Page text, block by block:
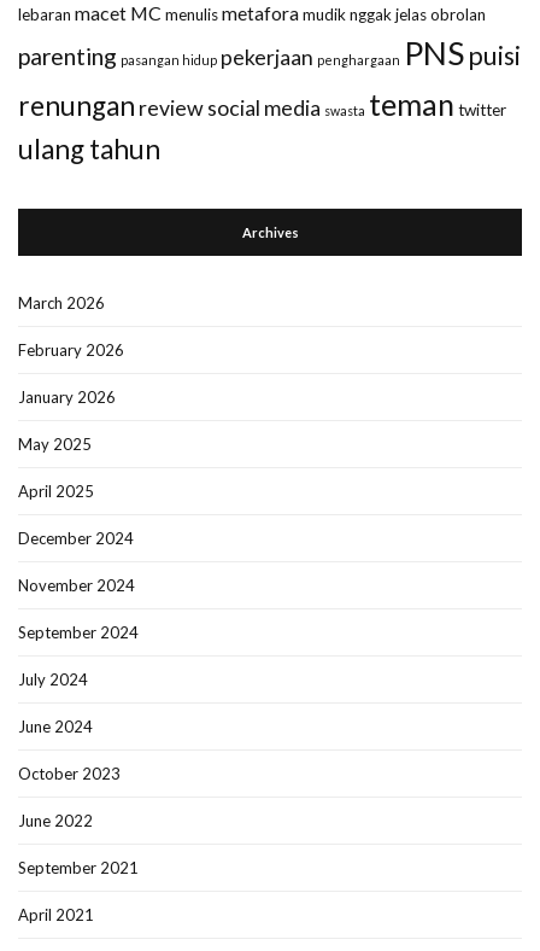
lebaran macet MC menulismetaforamudiknggak jelasobrolan
parenting pasangan hidup pekerjaan penghargaan PNSpuisi
renungan reviewsocial media swasta teman twitter
ulang tahun
Archives
March 2026
February 2026
January 2026
May 2025
April 2025
December 2024
November 2024
September 2024
July 2024
June 2024
October 2023
June 2022
September 2021
April 2021